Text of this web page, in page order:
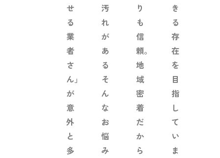
せ
る
業
者
さ
ん」
が
意
外
と
多
汚
れ
が
あ
る
そ
ん
な
お
悩
み
り
も
信
頼。
地
域
密
着
だ
か
ら
き
る
存
在
を
目
指
し
て
い
ま